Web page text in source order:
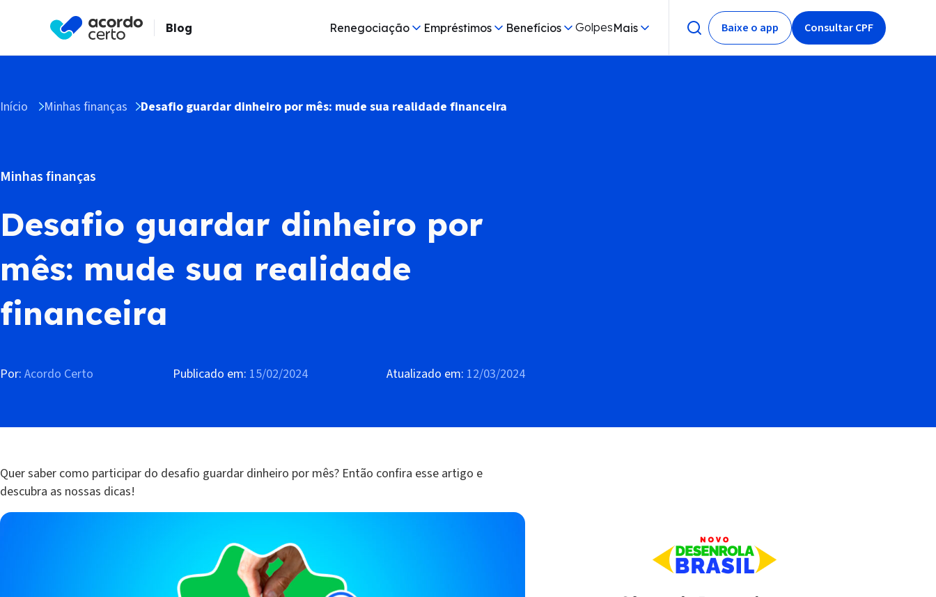
Blog Renegociação Empréstimos Benefícios GolpesMais Baixe o app Consultar CPF
Início Minhas finanças Desafio guardar dinheiro por mês: mude sua realidade financeira
Minhas finanças
Desafio guardar dinheiro por
mês: mude sua realidade
financeira
Por: Acordo Certo Publicado em: 15/02/2024 Atualizado em: 12/03/2024
Quer saber como participar do desafio guardar dinheiro por mês? Então confira esse artigo e
descubra as nossas dicas!